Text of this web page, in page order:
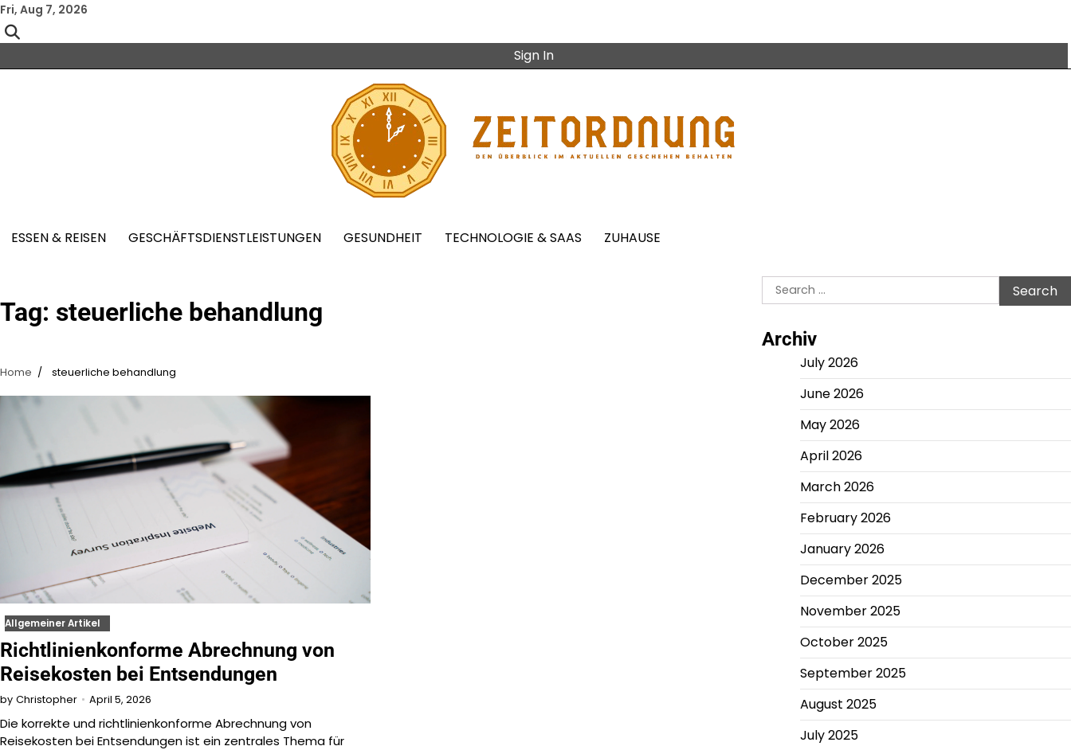
Skip
to
content
Fri, Aug 7, 2026
Sign In
ESSEN & REISEN GESCHÄFTSDIENSTLEISTUNGEN GESUNDHEIT TECHNOLOGIE & SAAS ZUHAUSE
Tag: steuerliche behandlung
Home steuerliche behandlung
Allgemeiner Artikel
Richtlinienkonforme Abrechnung von
Reisekosten bei Entsendungen
by Christopher April 5, 2026
Die korrekte und richtlinienkonforme Abrechnung von
Reisekosten bei Entsendungen ist ein zentrales Thema für
Search
for:
Archiv
July 2026
June 2026
May 2026
April 2026
March 2026
February 2026
January 2026
December 2025
November 2025
October 2025
September 2025
August 2025
July 2025